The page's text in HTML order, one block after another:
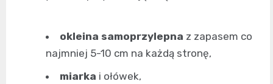
okleina samoprzylepna z zapasem co
najmniej 5-10 cm na każdą stronę,
miarka i ołówek,